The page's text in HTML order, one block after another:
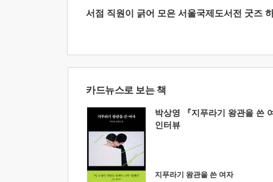
서점 직원이 긁어 모은 서울국제도서전 굿즈
카드뉴스로 보는 책
박상영 『지푸라기 왕관을 쓴
인터뷰
지푸라기 왕관을 쓴 여자